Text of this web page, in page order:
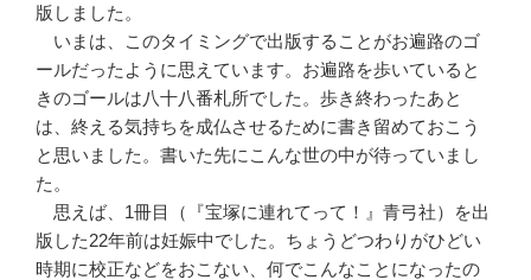
版しました。
いまは、このタイミングで出版することがお遍路のゴ
ールだったように思えています。お遍路を歩いていると
きのゴールは八十八番札所でした。歩き終わったあと
は、終える気持ちを成仏させるために書き留めておこう
と思いました。書いた先にこんな世の中が待っていまし
た。
思えば、1冊目（『宝塚に連れてって！』青弓社）を出
版した22年前は妊娠中でした。ちょうどつわりがひどい
時期に校正などをおこない、何でこんなことになったの